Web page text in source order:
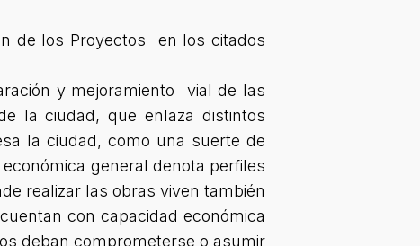
de los Proyectos en los citados
y mejoramiento vial de las
la ciudad, que enlaza distintos
la ciudad, como una suerte de
general denota perfiles
realizar las obras viven también
con capacidad económica
deban comprometerse o asumir